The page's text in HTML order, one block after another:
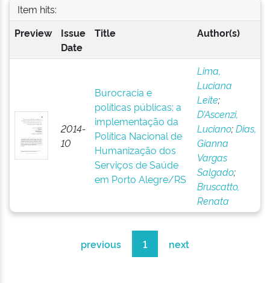
Item hits:
Preview
Issue
Date
Title Author(s)
2014-
10
Burocracia e
políticas públicas: a
implementação da
Política Nacional de
Humanização dos
Serviços de Saúde
em Porto Alegre/RS
Lima,
Luciana
Leite;
D’Ascenzi,
Luciano;Dias,
Gianna
Vargas
Salgado;
Bruscatto,
Renata
previous 1 next